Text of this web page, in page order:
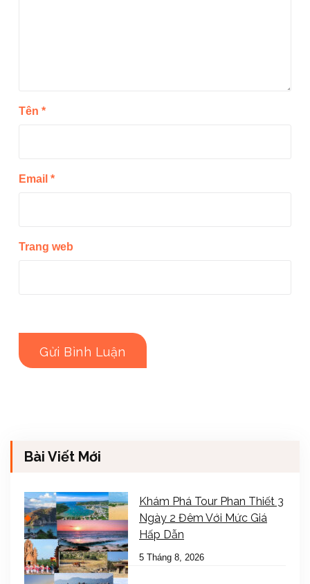
Tên *
Email *
Trang web
Bài Viết Mới
Khám Phá Tour Phan Thiết 3
Ngày 2 Đêm Với Mức Giá
Hấp Dẫn
5 Tháng 8, 2026